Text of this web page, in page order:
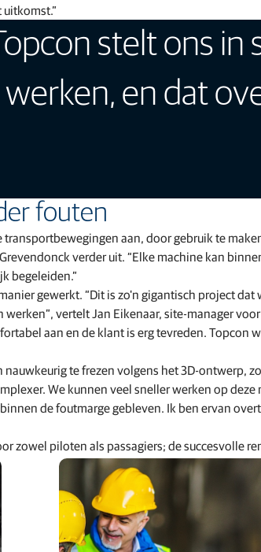
stelt ons
en dat
fouten
aan, door gebruik te
verder uit. “Elke machine kan
begeleiden.”
gewerkt. “Dit is zo'n gigantisch project dat
vertelt Jan Eikenaar, site-manager
aan en de klant is erg tevreden. Topcon
te frezen volgens het 3D-ontwerp,
We kunnen veel sneller werken op deze
de foutmarge gebleven. Ik ben ervan
zowel piloten als passagiers; de succesvolle